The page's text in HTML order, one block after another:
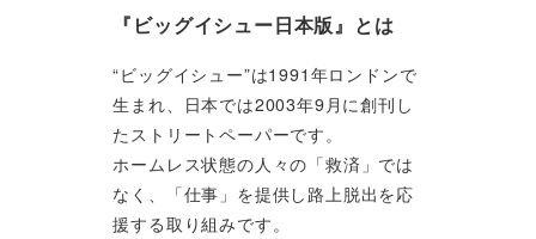
『ビッグイシュー日本版』とは
“ビッグイシュー”は1991年ロンドンで
生まれ、日本では2003年9月に創刊し
たストリートペーパーです。
ホームレス状態の人々の「救済」では
なく、「仕事」を提供し路上脱出を応
援する取り組みです。